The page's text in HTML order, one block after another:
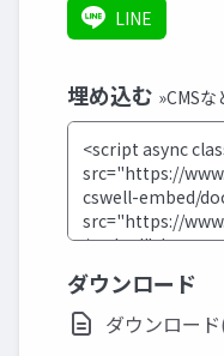
LINE
埋め込む »CMS
ダウンロード
ダウンロー